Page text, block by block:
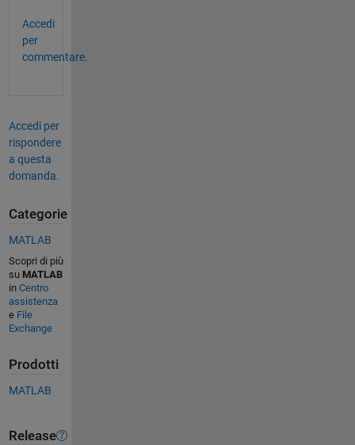
Accedi
per
commentare.
Accedi per
rispondere
a questa
domanda.
Categorie
MATLAB
Scopri di più
su MATLAB
in Centro
assistenza
e File
Exchange
Prodotti
MATLAB
Release